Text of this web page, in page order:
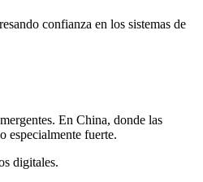
confianza en los sistemas de
En China, donde las
especialmente fuerte.
digitales.